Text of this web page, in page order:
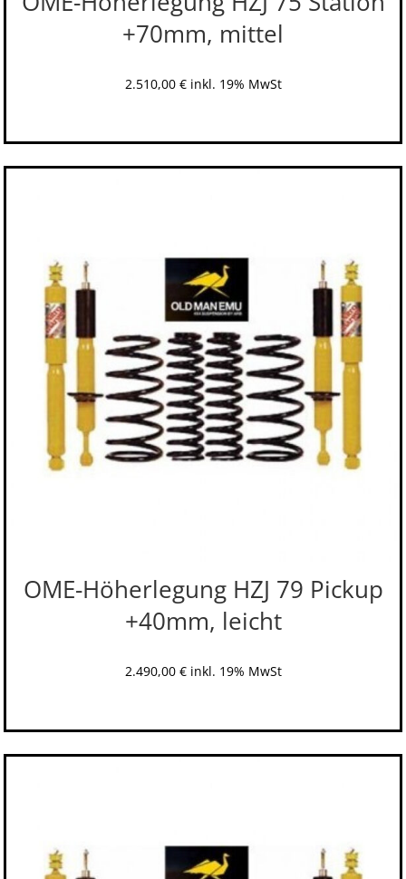
+70mm, mittel
2.510,00 € inkl. 19% MwSt
OME-Höherlegung HZJ 79 Pickup
+40mm, leicht
2.490,00 € inkl. 19% MwSt